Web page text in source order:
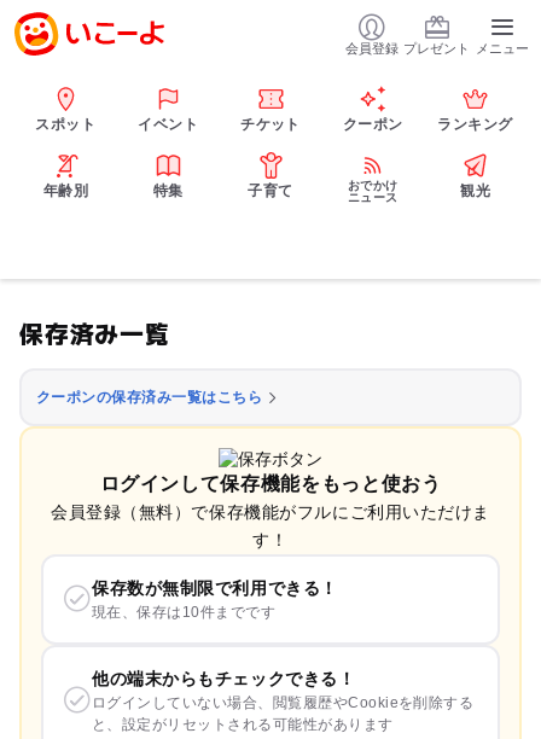
会員登録 プレゼント メニュー
スポット イベント チケット クーポン ランキング
年齢別 特集 子育て
おでかけ
ニュース
観光
保存済み一覧
クーポンの保存済み一覧はこちら
ログインして保存機能をもっと使おう
会員登録（無料）で保存機能がフルにご利用いただけま
す！
保存数が無制限で利用できる！
現在、保存は10件までです
他の端末からもチェックできる！
ログインしていない場合、閲覧履歴やCookieを削除する
と、設定がリセットされる可能性があります